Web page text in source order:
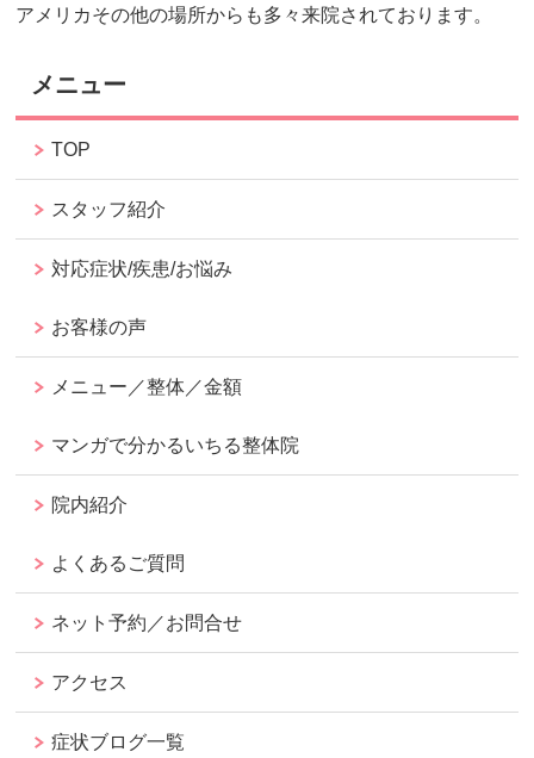
アメリカその他の場所からも多々来院されております。
メニュー
TOP
スタッフ紹介
対応症状/疾患/お悩み
お客様の声
メニュー／整体／金額
マンガで分かるいちる整体院
院内紹介
よくあるご質問
ネット予約／お問合せ
アクセス
症状ブログ一覧